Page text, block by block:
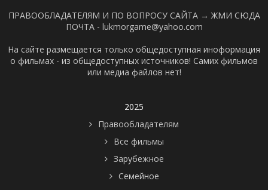
ПРАВООБЛАДАТЕЛЯМ И ПО ВОПРОСУ САЙТА → ЖМИ СЮДА
ПОЧТА - lukmorgame@yahoo.com
На сайте размещается только общедоступная иноформация
о фильмах - из общедоступных источников! Самих фильмов
или медиа файлов нет!
2025
Правообладателям
Все фильмы
Зарубежное
Семейное